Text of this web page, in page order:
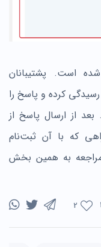
است. پشتیبانان
کرده و پاسخ را
از ارسال پاسخ از
که با آن ثبت‌نام
مراجعه به همین بخش
1
2